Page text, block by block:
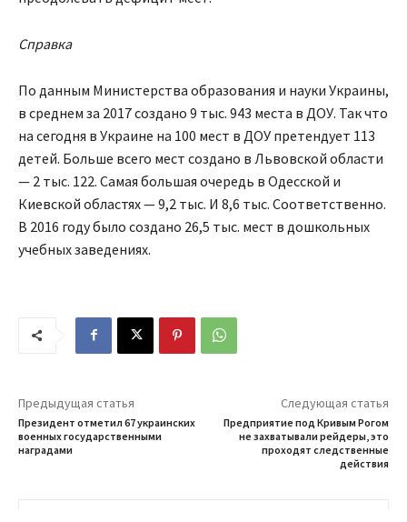
Справка
По данным Министерства образования и науки Украины,
в среднем за 2017 создано 9 тыс. 943 места в ДОУ. Так что
на сегодня в Украине на 100 мест в ДОУ претендует 113
детей. Больше всего мест создано в Львовской области
— 2 тыс. 122. Самая большая очередь в Одесской и
Киевской областях — 9,2 тыс. И 8,6 тыс. Соответственно.
В 2016 году было создано 26,5 тыс. мест в дошкольных
учебных заведениях.
Предыдущая статья
Президент отметил 67 украинских
военных государственными
наградами
Следующая статья
Предприятие под Кривым Рогом
не захватывали рейдеры, это
проходят следственные
действия